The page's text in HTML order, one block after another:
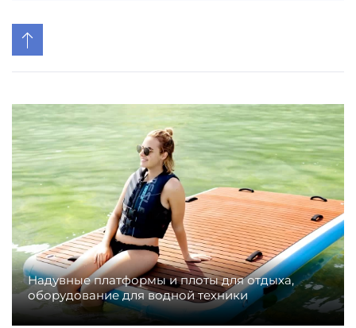
Надувные платформы и плоты для отдыха,
оборудование для водной техники